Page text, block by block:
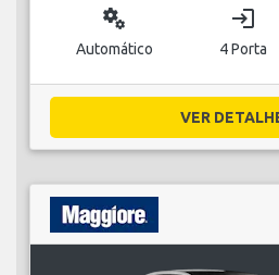
miscellaneous_services
Automático
login
4 Porta
VER